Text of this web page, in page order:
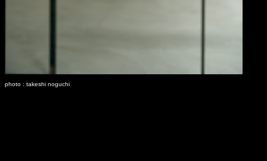
photo : takeshi noguchi